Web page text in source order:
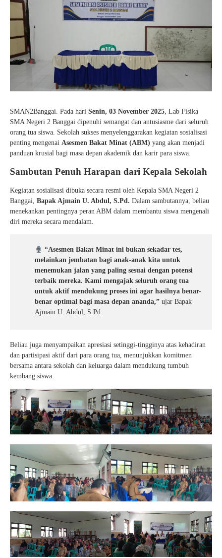
Guru Belajar
Guru Berbagi
Info Gtk
SMAN2Banggai. Pada hari Senin, 03 November 2025, Lab Fisika
SMA Negeri 2 Banggai dipenuhi semangat dan antusiasme dari seluruh
orang tua siswa. Sekolah sukses menyelenggarakan kegiatan sosialisasi
penting mengenai Asesmen Bakat Minat (ABM) yang akan menjadi
panduan krusial bagi masa depan akademik dan karir para siswa.
Sambutan Penuh Harapan dari Kepala Sekolah
Kegiatan sosialisasi dibuka secara resmi oleh Kepala SMA Negeri 2
Banggai, Bapak Ajmain U. Abdul, S.Pd. Dalam sambutannya, beliau
menekankan pentingnya peran ABM dalam membantu siswa mengenali
diri mereka secara mendalam.
“Asesmen Bakat Minat ini bukan sekadar tes,
melainkan jembatan bagi anak-anak kita untuk
menemukan jalan yang paling sesuai dengan potensi
terbaik mereka. Kami mengajak seluruh orang tua
untuk aktif mendukung proses ini agar hasilnya benar-
benar optimal bagi masa depan ananda,” ujar Bapak
Ajmain U. Abdul, S.Pd.
Beliau juga menyampaikan apresiasi setinggi-tingginya atas kehadiran
dan partisipasi aktif dari para orang tua, menunjukkan komitmen
bersama antara sekolah dan keluarga dalam mendukung tumbuh
kembang siswa.